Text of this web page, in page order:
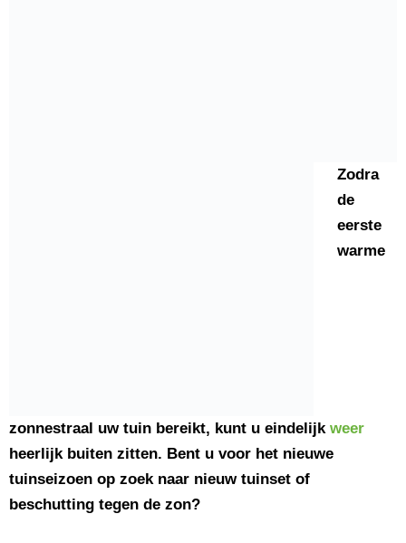
Zodra
de
eerste
warme
zonnestraal uw tuin bereikt, kunt u eindelijk weer
heerlijk buiten zitten. Bent u voor het nieuwe
tuinseizoen op zoek naar nieuw tuinset of
beschutting tegen de zon?